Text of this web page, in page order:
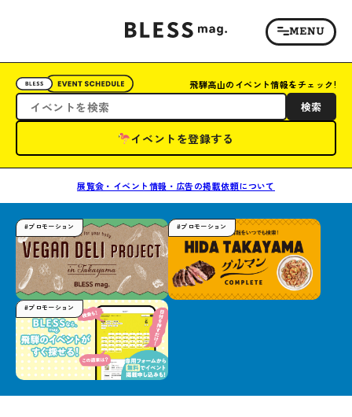
飛騨高山のイベント情報をチェック!
検索
イベントを登録する
展覧会・イベント情報・広告の掲載依頼について
#プロモーション #プロモーション
#プロモーション